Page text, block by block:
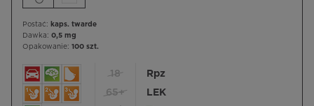
Postać: kaps. twarde
Dawka: 0,5 mg
Opakowanie: 100 szt.
18
65+
Rpz
LEK